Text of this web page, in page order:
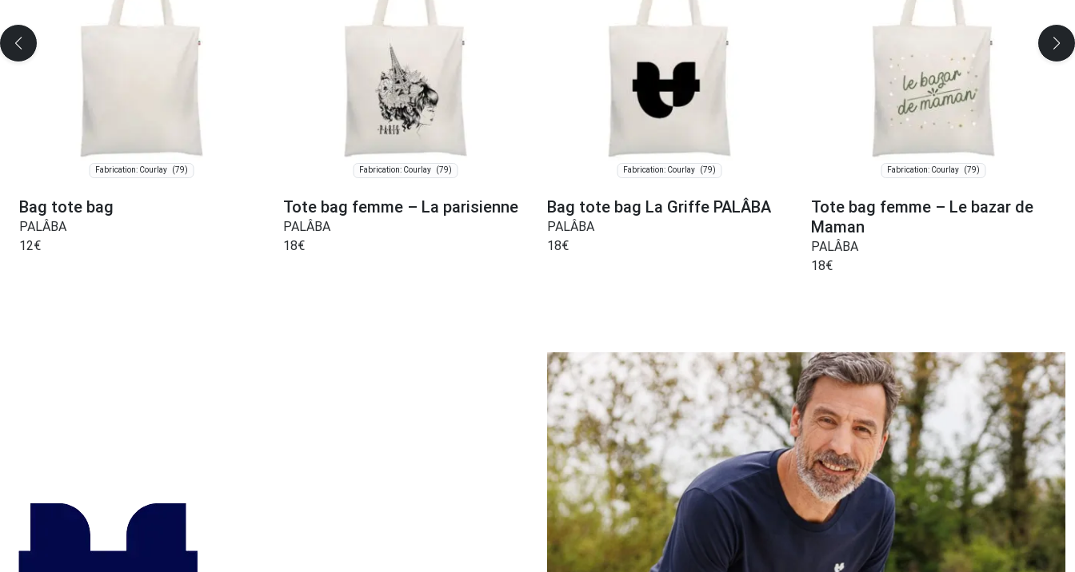
Fabrication: Courlay (79)
Bag tote bag
PALÂBA
12€
Fabrication: Courlay (79)
Tote bag femme – La parisienne
PALÂBA
18€
Fabrication: Courlay (79)
Bag tote bag La Griffe PALÂBA
PALÂBA
18€
Fabrication: Courlay (79)
Tote bag femme – Le bazar de
Maman
PALÂBA
18€